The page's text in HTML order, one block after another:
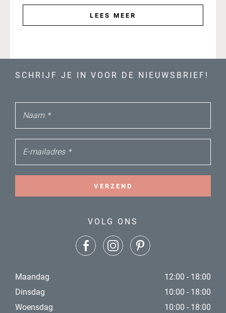
LEES MEER
SCHRIJF JE IN VOOR DE NIEUWSBRIEF!
Naam *
E-mailadres *
VERZEND
VOLG ONS
Maandag
12:00 - 18:00
Dinsdag
10:00 - 18:00
Woensdag
10:00 - 18:00